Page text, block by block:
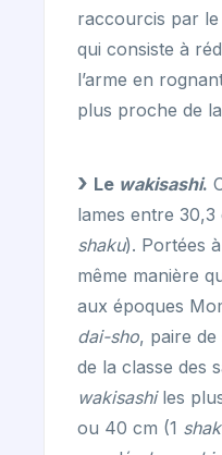
raccourcis par
qui consiste à
l’arme en
plus proche de
Le wakisashi.
lames entre
shaku). Portées
même manière
aux époques
dai-sho, paire
de la classe des
wakisashiles
ou 40 cm (1